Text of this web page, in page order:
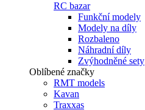
RC bazar
Funkční modely
Modely na díly
Rozbaleno
Náhradní díly
Zvýhodněné sety
Oblíbené značky
RMT models
Kavan
Traxxas